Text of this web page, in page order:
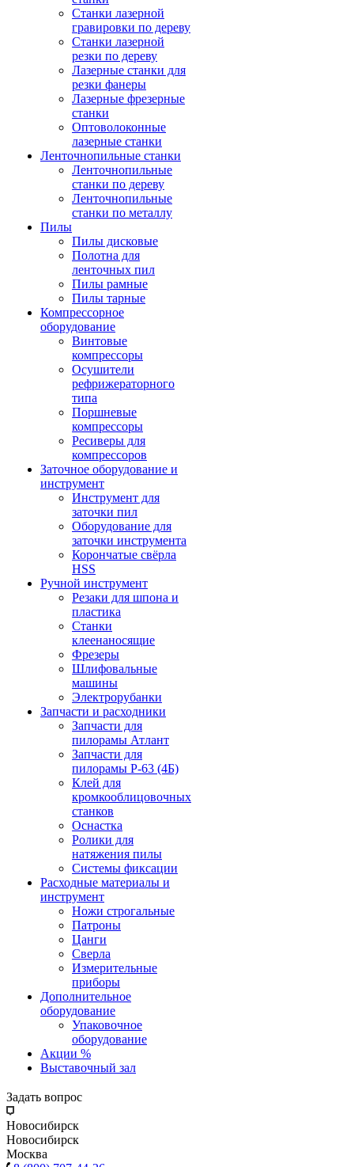
Станки лазерной
гравировки по дереву
Станки лазерной
резки по дереву
Лазерные станки для
резки фанеры
Лазерные фрезерные
станки
Оптоволоконные
лазерные станки
Ленточнопильные станки
Ленточнопильные
станки по дереву
Ленточнопильные
станки по металлу
Пилы
Пилы дисковые
Полотна для
ленточных пил
Пилы рамные
Пилы тарные
Компрессорное
оборудование
Винтовые
компрессоры
Осушители
рефрижераторного
типа
Поршневые
компрессоры
Ресиверы для
компрессоров
Заточное оборудование и
инструмент
Инструмент для
заточки пил
Оборудование для
заточки инструмента
Корончатые свёрла
HSS
Ручной инструмент
Резаки для шпона и
пластика
Станки
клеенаносящие
Фрезеры
Шлифовальные
машины
Электрорубанки
Запчасти и расходники
Запчасти для
пилорамы Атлант
Запчасти для
пилорамы Р-63 (4Б)
Клей для
кромкооблицовочных
станков
Оснастка
Ролики для
натяжения пилы
Системы фиксации
Расходные материалы и
инструмент
Ножи строгальные
Патроны
Цанги
Сверла
Измерительные
приборы
Дополнительное
оборудование
Упаковочное
оборудование
Акции %
Выставочный зал
Задать вопрос
Новосибирск
Новосибирск
Москва